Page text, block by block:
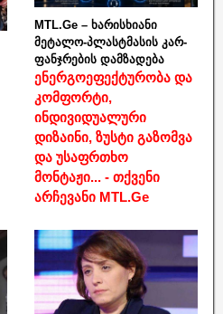
MTL.Ge – ხარისხიანი
მეტალო-პლასტმასის კარ-
ფანჯრების დამზადება
ენერგოეფექტურობა და
კომფორტი,
ინდივიდუალური
დიზაინი, ზუსტი გაზომვა
და უსაფრთხო
მონტაჟი... - თქვენი
არჩევანი MTL.Ge